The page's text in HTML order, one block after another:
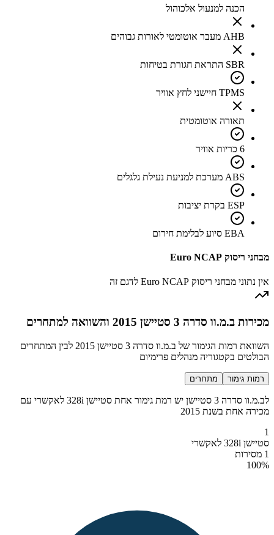
הכנה למנעול אלכוהול
AHB מעבר אוטומטי לאורות גבוהים
SBR התראת חגורת בטיחות
TPMS חיישני לחץ אוויר
תאורה אוטומטית
6 כריות אוויר
ABS מערכת למניעת נעילת גלגלים
ESP בקרת יציבות
EBA סיוע לבלימת חירום
מבחני ריסוק Euro NCAP
אין נתוני מבחני ריסוק Euro NCAP לדגם זה
מכירות ב.מ.וו סדרה 3 סטיישן 2015 והשוואה למתחרים
השוואת רמות הגימור של ב.מ.וו סדרה 3 סטיישן 2015 לבין המתחרים
הבולטים בקטגוריה מנהלים פרימיום
רמות גימור מתחרים
לב.מ.וו סדרה 3 סטיישן יש רמת גימור אחת סטיישן 328i לאקשרי עם
מכירה אחת בשנת 2015
1
סטיישן 328i לאקשרי
1 מסירות
100%